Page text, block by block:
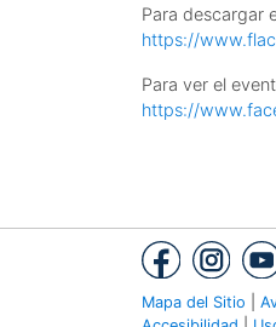
Para descargar
https://
Para ver el
https://
Mapa del Sitio